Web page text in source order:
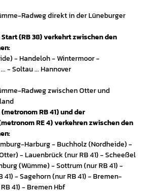
Radweg direkt in der Lüneburger
(RB 38) verkehrt zwischen den
- Handeloh - Wintermoor -
- Soltau ... Hannover
Radweg zwischen Otter und
RB 41) und der
RE 4) verkehren zwischen den
Harburg - Buchholz (Nordheide) -
- Lauenbrück (nur RB 41) - Scheeßel
(Wümme) - Sottrum (nur RB 41) -
41) - Sagehorn (nur RB 41) - Bremen-
41) - Bremen Hbf